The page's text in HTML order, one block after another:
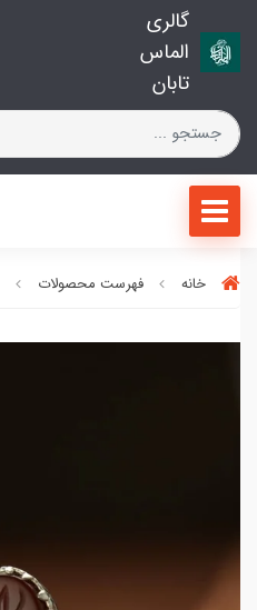
گالری
الماس
تابان
خانه فهرست محصولات